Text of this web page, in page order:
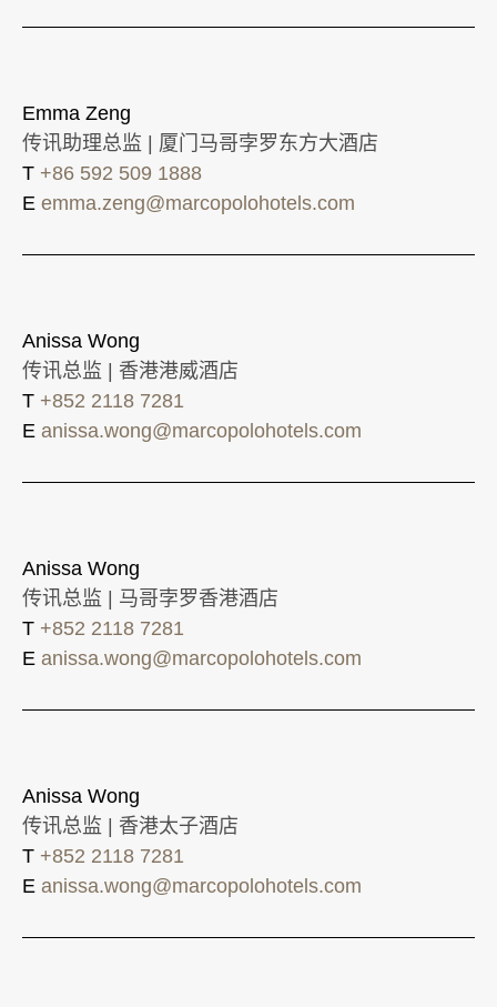
Emma Zeng
传讯助理总监 | 厦门马哥孛罗东方大酒店
T +86 592 509 1888
E emma.zeng@marcopolohotels.com
Anissa Wong
传讯总监 | 香港港威酒店
T +852 2118 7281
E anissa.wong@marcopolohotels.com
Anissa Wong
传讯总监 | 马哥孛罗香港酒店
T +852 2118 7281
E anissa.wong@marcopolohotels.com
Anissa Wong
传讯总监 | 香港太子酒店
T +852 2118 7281
E anissa.wong@marcopolohotels.com